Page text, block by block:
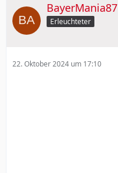
BayerMania87
Erleuchteter
22. Oktober 2024 um 17:10